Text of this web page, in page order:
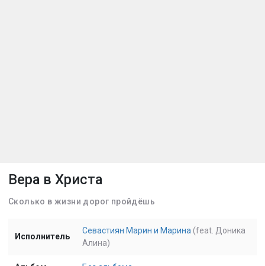
Вера в Христа
Сколько в жизни дорог пройдёшь
Исполнитель
Севастиян Марин и Марина (feat. Доника
Алина)